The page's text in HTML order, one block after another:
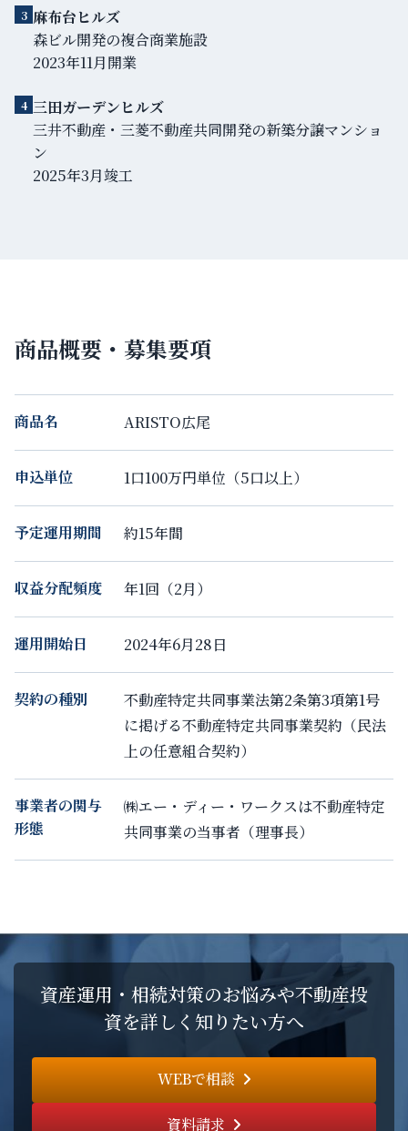
3 麻布台ヒルズ
森ビル開発の複合商業施設
2023年11月開業
4 三田ガーデンヒルズ
三井不動産・三菱不動産共同開発の新築分譲マンショ
ン
2025年3月竣工
商品概要・募集要項
商品名 ARISTO広尾
申込単位 1口100万円単位（5口以上）
予定運用期間 約15年間
収益分配頻度 年1回（2月）
運用開始日 2024年6月28日
契約の種別
不動産特定共同事業法第2条第3項第1号
に掲げる不動産特定共同事業契約（民法
上の任意組合契約）
事業者の関与
形態
㈱エー・ディー・ワークスは不動産特定
共同事業の当事者（理事長）
資産運用・相続対策のお悩みや不動産投
資を詳しく知りたい方へ
WEBで相談
資料請求